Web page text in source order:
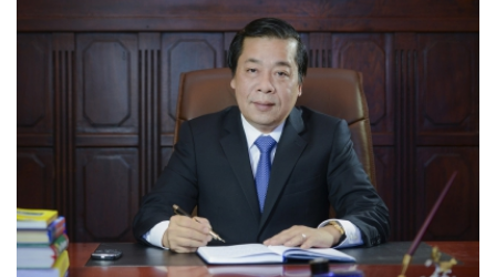
Nam, ngày 31/5/2021, tại trụ sở Ngân hàng Nhà nước Việt Nam
(NHNN), NHNN đã tổ chức lễ phát động ủng hộ quỹ phòng, chống